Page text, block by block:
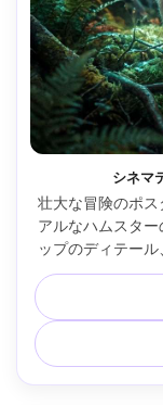
シネマ
壮大な冒険のポ
アルなハムスタ
ップのディテール
な光線、劇的な
Sony A7S III
ンジグレー